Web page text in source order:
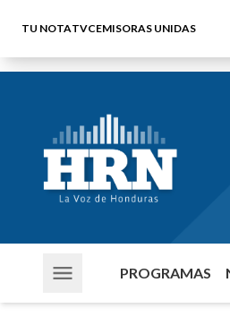
TU NOTATVCEMISORAS UNIDAS
PROGRAMAS